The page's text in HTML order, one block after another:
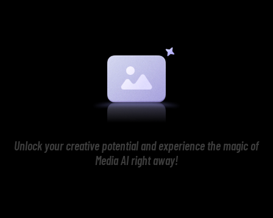
Unlock your creative potential and experience the magic of
Media AI right away!